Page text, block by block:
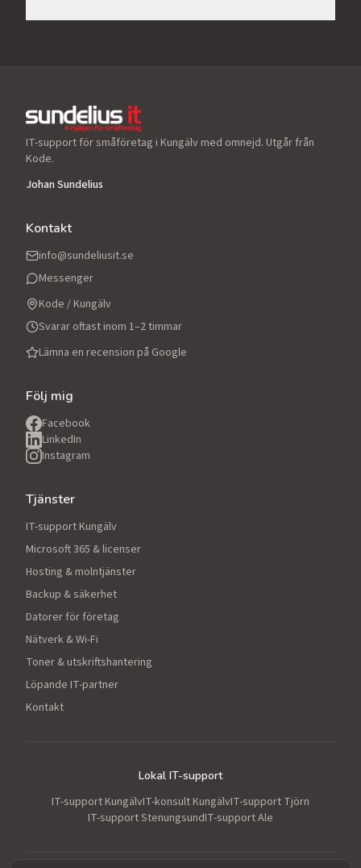
IT-support för småföretag i Kungälv med omnejd. Utgår från
Kode.
Johan Sundelius
Kontakt
info@sundeliusit.se
Messenger
Kode / Kungälv
Svarar oftast inom 1–2 timmar
Lämna en recension på Google
Följ mig
Facebook
LinkedIn
Instagram
Tjänster
IT-support Kungälv
Microsoft 365 & licenser
Hosting & molntjänster
Backup & säkerhet
Datorer för företag
Nätverk & Wi-Fi
Toner & utskriftshantering
Löpande IT-partner
Kontakt
Lokal IT-support
IT-support KungälvIT-konsult KungälvIT-support Tjörn
IT-support StenungsundIT-support Ale